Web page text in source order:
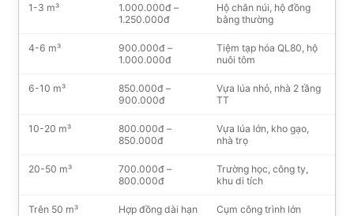
1-3 m³
1.000.000đ –
1.250.000đ
Hộ chân núi, hộ đồng
bằng thường
4-6 m³
900.000đ –
1.000.000đ
Tiệm tạp hóa QL80, hộ
nuôi tôm
6-10 m³
850.000đ –
900.000đ
Vựa lúa nhỏ, nhà 2 tầng
TT
10-20 m³
800.000đ –
850.000đ
Vựa lúa lớn, kho gạo,
nhà trọ
20-50 m³
700.000đ –
800.000đ
Trường học, công ty,
khu di tích
Trên 50 m³ Hợp đồng dài hạn Cụm công trình lớn